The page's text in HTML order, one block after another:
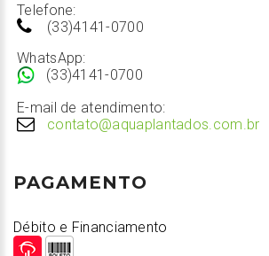
Telefone:
(33)4141-0700
WhatsApp:
(33)4141-0700
E-mail de atendimento:
contato@aquaplantados.com.br
PAGAMENTO
Débito e Financiamento